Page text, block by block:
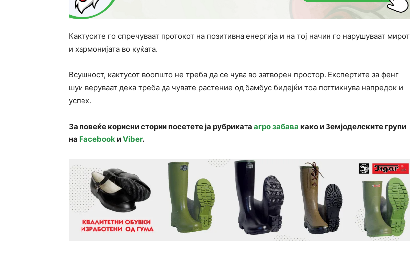
Кактусите го спречуваат протокот на позитивна енергија и на тој начин го нарушуваат мирот
и хармонијата во куќата.
Всушност, кактусот воопшто не треба да се чува во затворен простор. Експертите за фенг
шуи веруваат дека треба да чувате растение од бамбус бидејќи тоа поттикнува напредок и
успех.
За повеќе корисни стории посетете ја рубриката агро забава како и Земјоделските групи
на FacebookиViber.